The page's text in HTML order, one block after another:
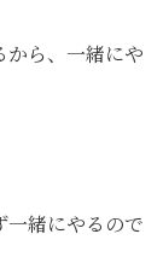
から、一緒にや
緒にやるので